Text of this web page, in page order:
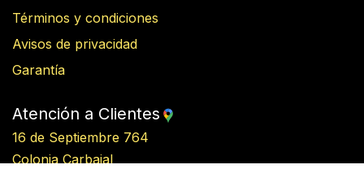
Términos y condiciones
Avisos de privacidad
Garantía
Atención a Clientes
16 de Septiembre 764
Colonia Carbajal